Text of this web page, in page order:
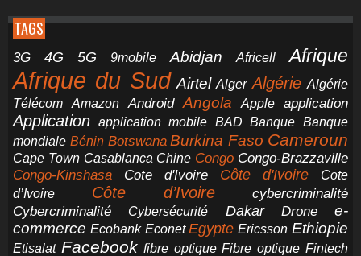
TAGS
3G 4G 5G 9mobile Abidjan Africell Afrique
Afrique du Sud Airtel Alger Algérie Algérie
Télécom
Amazon Android Angola Apple application
Application application mobile BAD Banque Banque
mondiale Bénin Botswana Burkina Faso Cameroun
Cape Town Casablanca Chine Congo Congo-Brazzaville
Congo-Kinshasa Cote d'Ivoire Côte d'Ivoire
Cote
d’Ivoire
Côte d’Ivoire
cybercriminalité
Cybercriminalité
Cybersécurité Dakar Drone
e-
commerce Ecobank Econet Egypte Ericsson Ethiopie
Etisalat Facebook fibre optique Fibre optique Fintech